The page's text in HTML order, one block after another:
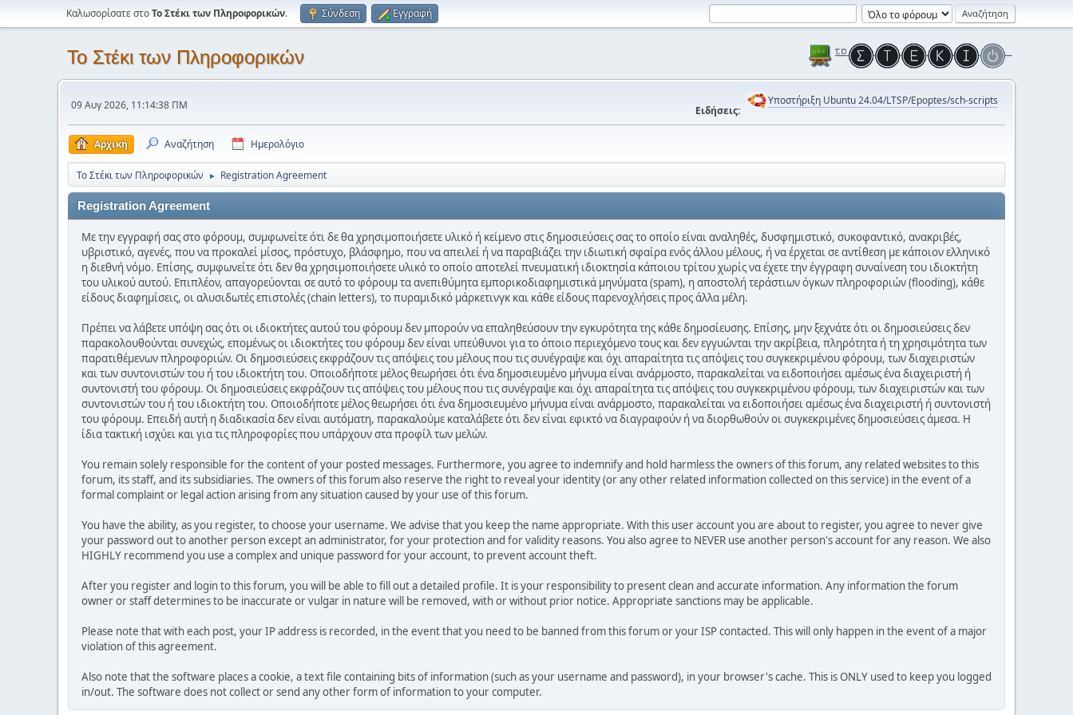
Καλωσορίσατε στοΤο Στέκι των Πληροφορικών. Σύνδεση Εγγραφή
Το Στέκι των Πληροφορικών
09 Αυγ 2026, 11:14:38 ΠΜ Ειδήσεις:
Υποστήριξη Ubuntu 24.04/LTSP/Epoptes/sch-scripts
Αρχική Αναζήτηση Ημερολόγιο
Το Στέκι των Πληροφορικών ► Registration Agreement
Registration Agreement
Με την εγγραφή σας στο φόρουμ, συμφωνείτε ότι δε θα χρησιμοποιήσετε υλικό ή κείμενο στις δημοσιεύσεις σας το οποίο είναι αναληθές, δυσφημιστικό, συκοφαντικό, ανακριβές,
υβριστικό, αγενές, που να προκαλεί μίσος, πρόστυχο, βλάσφημο, που να απειλεί ή να παραβιάζει την ιδιωτική σφαίρα ενός άλλου μέλους, ή να έρχεται σε αντίθεση με κάποιον ελληνικό
η διεθνή νόμο. Επίσης, συμφωνείτε ότι δεν θα χρησιμοποιήσετε υλικό το οποίο αποτελεί πνευματική ιδιοκτησία κάποιου τρίτου χωρίς να έχετε την έγγραφη συναίνεση του ιδιοκτήτη
του υλικού αυτού. Επιπλέον, απαγορεύονται σε αυτό το φόρουμ τα ανεπιθύμητα εμπορικοδιαφημιστικά μηνύματα (spam), η αποστολή τεράστιων όγκων πληροφοριών (flooding), κάθε
είδους διαφημίσεις, οι αλυσιδωτές επιστολές (chain letters), το πυραμιδικό μάρκετινγκ και κάθε είδους παρενοχλήσεις προς άλλα μέλη.
Πρέπει να λάβετε υπόψη σας ότι οι ιδιοκτήτες αυτού του φόρουμ δεν μπορούν να επαληθεύσουν την εγκυρότητα της κάθε δημοσίευσης. Επίσης, μην ξεχνάτε ότι οι δημοσιεύσεις δεν
παρακολουθούνται συνεχώς, επομένως οι ιδιοκτήτες του φόρουμ δεν είναι υπεύθυνοι για το όποιο περιεχόμενο τους και δεν εγγυώνται την ακρίβεια, πληρότητα ή τη χρησιμότητα των
παρατιθέμενων πληροφοριών. Οι δημοσιεύσεις εκφράζουν τις απόψεις του μέλους που τις συνέγραψε και όχι απαραίτητα τις απόψεις του συγκεκριμένου φόρουμ, των διαχειριστών
και των συντονιστών του ή του ιδιοκτήτη του. Οποιοδήποτε μέλος θεωρήσει ότι ένα δημοσιευμένο μήνυμα είναι ανάρμοστο, παρακαλείται να ειδοποιήσει αμέσως ένα διαχειριστή ή
συντονιστή του φόρουμ. Οι δημοσιεύσεις εκφράζουν τις απόψεις του μέλους που τις συνέγραψε και όχι απαραίτητα τις απόψεις του συγκεκριμένου φόρουμ, των διαχειριστών και των
συντονιστών του ή του ιδιοκτήτη του. Οποιοδήποτε μέλος θεωρήσει ότι ένα δημοσιευμένο μήνυμα είναι ανάρμοστο, παρακαλείται να ειδοποιήσει αμέσως ένα διαχειριστή ή συντονιστή
του φόρουμ. Επειδή αυτή η διαδικασία δεν είναι αυτόματη, παρακαλούμε καταλάβετε ότι δεν είναι εφικτό να διαγραφούν ή να διορθωθούν οι συγκεκριμένες δημοσιεύσεις άμεσα. Η
ίδια τακτική ισχύει και για τις πληροφορίες που υπάρχουν στα προφίλ των μελών.
You remain solely responsible for the content of your posted messages. Furthermore, you agree to indemnify and hold harmless the owners of this forum, any related websites to this
forum, its staff, and its subsidiaries. The owners of this forum also reserve the right to reveal your identity (or any other related information collected on this service) in the event of a
formal complaint or legal action arising from any situation caused by your use of this forum.
You have the ability, as you register, to choose your username. We advise that you keep the name appropriate. With this user account you are about to register, you agree to never give
your password out to another person except an administrator, for your protection and for validity reasons. You also agree to NEVER use another person's account for any reason. We also
HIGHLY recommend you use a complex and unique password for your account, to prevent account theft.
After you register and login to this forum, you will be able to fill out a detailed profile. It is your responsibility to present clean and accurate information. Any information the forum
owner or staff determines to be inaccurate or vulgar in nature will be removed, with or without prior notice. Appropriate sanctions may be applicable.
Please note that with each post, your IP address is recorded, in the event that you need to be banned from this forum or your ISP contacted. This will only happen in the event of a major
violation of this agreement.
Also note that the software places a cookie, a text file containing bits of information (such as your username and password), in your browser's cache. This is ONLY used to keep you logged
in/out. The software does not collect or send any other form of information to your computer.